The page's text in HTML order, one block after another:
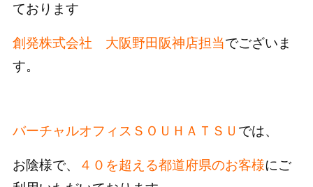
ております
創発株式会社 大阪野田阪神店担当でございま
す。
バーチャルオフィスＳＯＵＨＡＴＳＵ では、
お陰様で、 ４０を超える都道府県のお客様にご